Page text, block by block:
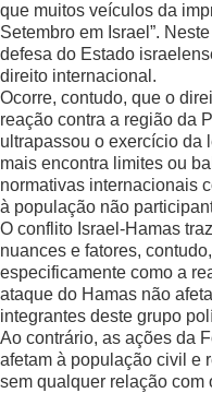
que muitos veículos da
Setembro em Israel”.
defesa do Estado
direito internacional.
Ocorre, contudo, que o
reação contra a região da
ultrapassou o exercício da
mais encontra limites ou
normativas internacionais
à população não
O conflito Israel-Hamas
nuances e fatores,
especificamente como a
ataque do Hamas não
integrantes deste grupo
Ao contrário, as ações da
afetam à população civil e
sem qualquer relação com